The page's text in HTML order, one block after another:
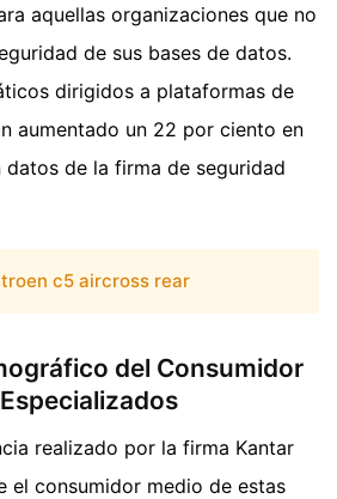
aquellas organizaciones que no
de sus bases de datos.
dirigidos a plataformas de
aumentado un 22 por ciento en
datos de la firma de seguridad
c5 aircross rear
del Consumidor
realizado por la firma Kantar
el consumidor medio de estas